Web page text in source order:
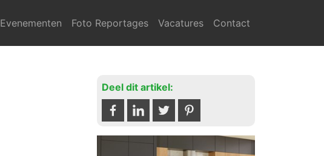
Evenementen Foto Reportages Vacatures Contact
Deel dit artikel: